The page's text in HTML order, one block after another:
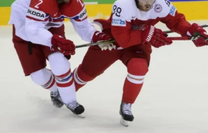
DALŠÍ SPORTY
Americký fotbal
Baseball a softbal
Basketbal
NEPŘEHLÉDNĚTE
Soutěže
Historické návraty